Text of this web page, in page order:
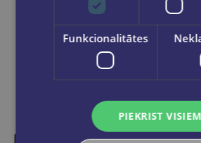
Funkcionalitātes
PIEKRIST VISIEM